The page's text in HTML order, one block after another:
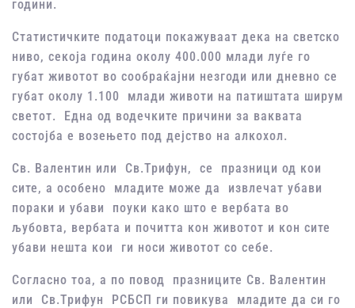
години.
Статистичките податоци покажуваат дека на светско
ниво, секоја година околу 400.000 млади луѓе го
губат животот во сообраќајни незгоди или дневно се
губат околу 1.100 млади животи на патиштата ширум
светот. Една од водечките причини за ваквата
состојба е возењето под дејство на алкохол.
Св. Валентин или Св.Трифун, се празници од кои
сите, а особено младите може да извлечат убави
пораки и убави поуки како што е вербата во
љубовта, вербата и почитта кон животот и кон сите
убави нешта кои ги носи животот со себе.
Согласно тоа, а по повод празниците Св. Валентин
или Св.Трифун РСБСП ги повикува младите да си го